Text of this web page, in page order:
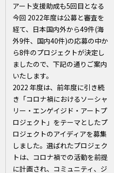
アート支援助成も5回目となる
今回 2022年度は公募と審査を
経て、日本国内外から49件(海
外9件、国内40件)の応募の中か
ら8件のプロジェクトが決定し
ましたので、下記の通りご案内
いたします。
2022 年度は、前年度に引き続
き「コロナ禍におけるソーシャ
リー・エンゲイジド・アートプ
ロジェクト」をテーマとしたプ
ロジェクトのアイディアを募集
しました。選ばれたプロジェク
トは、コロナ禍での活動を前提
に計画され、コミュニティ、ジ